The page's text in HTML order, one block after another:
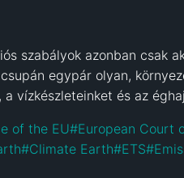
szabályok azonban csak
egypár olyan,
vízkészleteinket és az
of the EU#European Court
#Climate Earth#ETS#